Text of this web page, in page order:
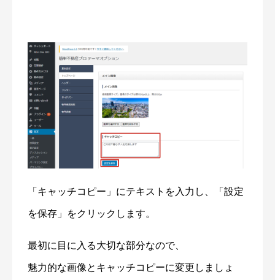
「キャッチコピー」にテキストを入力し、「設定
を保存」をクリックします。
最初に目に入る大切な部分なので、
魅力的な画像とキャッチコピーに変更しましょ